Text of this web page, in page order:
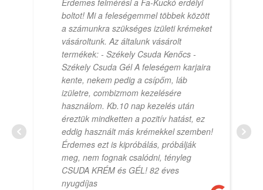
Érdemes felmérési a Fa-Kuckó erdélyi
boltot! Mi a feleségemmel többek között
a számunkra szükséges izületi krémeket
vásároltunk. Az általunk vásárolt
termékek: - Székely Csuda Kenőcs -
Székely Csuda Gél A feleségem karjaira
kente, nekem pedig a csípőm, láb
izületre, combizmom kezelésére
használom. Kb.10 nap kezelés után
éreztük mindketten a pozitív hatást, ez
eddig használt más krémekkel szemben!
Érdemes ezt is kipróbálás, próbálják
meg, nem fognak csalódni, tényleg
CSUDA KRÉM és GÉL! 82 éves
nyugdíjas